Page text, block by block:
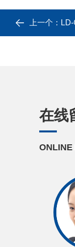
上一个：
在线
ONLINE